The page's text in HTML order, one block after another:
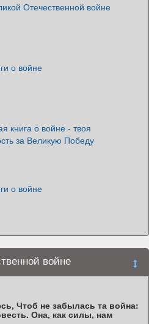
Отечественной войне
о войне
книга о войне - твоя
за Великую Победу
о войне
войне
Чтоб не забылась та война:
Она, как силы, нам